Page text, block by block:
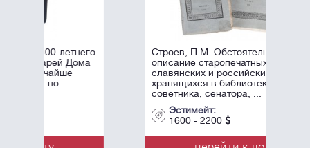
Строев, П.М. Обстоятельное
описание старопечатных книг
славянских и российских,
хранящихся в библиотеке тайного
советника, сенатора, ...